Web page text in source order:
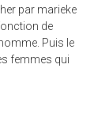
par marieke
de
Puis le
femmes qui